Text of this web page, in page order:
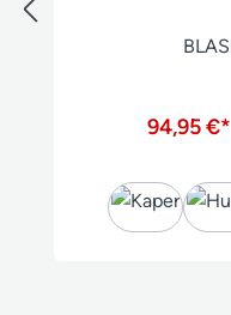
94,95 €*